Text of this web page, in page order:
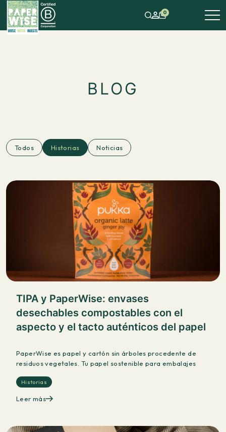
0
BLOG
Todos Historias Noticias
TIPA y PaperWise: envases
desechables compostables con el
aspecto y el tacto auténticos del papel
PaperWise es papel y cartón sin árboles procedente de
residuos vegetales. Tu papel sostenible para embalajes
Historias
Leer más